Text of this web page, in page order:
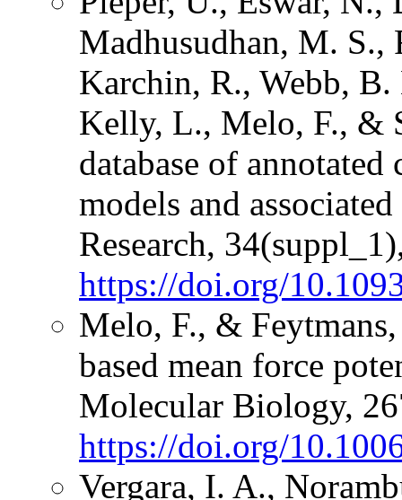
Madhusudhan, M.
Karchin, R., Webb,
Kelly, L., Melo, F., &
database of
models and
Research,
https://doi.org/
Melo, F., &
based mean force
Molecular Biology,
https://doi.org/
Vergara, I. A.,